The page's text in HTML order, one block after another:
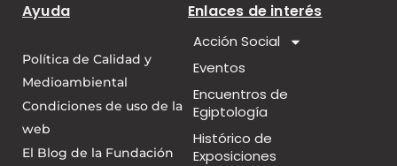
Ayuda
Política de Calidad y
Medioambiental
Condiciones de uso de la
web
El Blog de la Fundación
Enlaces de interés
Acción Social
Eventos
Encuentros de
Egiptología
Histórico de
Exposiciones